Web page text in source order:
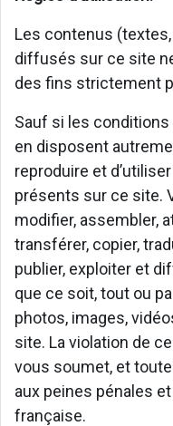
Les contenus
diffusés sur ce site
des fins strictement
Sauf si les
en disposent
reproduire et
présents sur ce site.
modifier, assembler,
transférer, copier,
publier, exploiter et
que ce soit, tout ou
photos, images,
site. La violation de
vous soumet, et
aux peines pénales
française.